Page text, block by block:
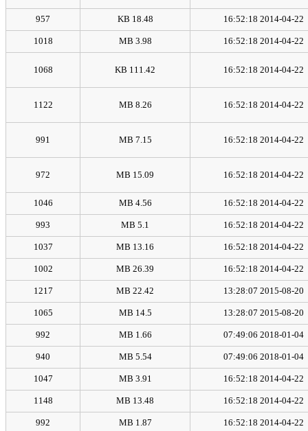
2014-04-22 16:52:18
18.48 KB
957
2014-04-22 16:52:18
3.98 MB
1018
2014-04-22 16:52:18
111.42 KB
1068
2014-04-22 16:52:18
8.26 MB
1122
2014-04-22 16:52:18
7.15 MB
991
2014-04-22 16:52:18
15.09 MB
972
2014-04-22 16:52:18
4.56 MB
1046
2014-04-22 16:52:18
5.1 MB
993
2014-04-22 16:52:18
13.16 MB
1037
2014-04-22 16:52:18
26.39 MB
1002
2015-08-20 13:28:07
22.42 MB
1217
2015-08-20 13:28:07
14.5 MB
1065
2018-01-04 07:49:06
1.66 MB
992
2018-01-04 07:49:06
5.54 MB
940
2014-04-22 16:52:18
3.91 MB
1047
2014-04-22 16:52:18
13.48 MB
1148
2014-04-22 16:52:18
1.87 MB
992